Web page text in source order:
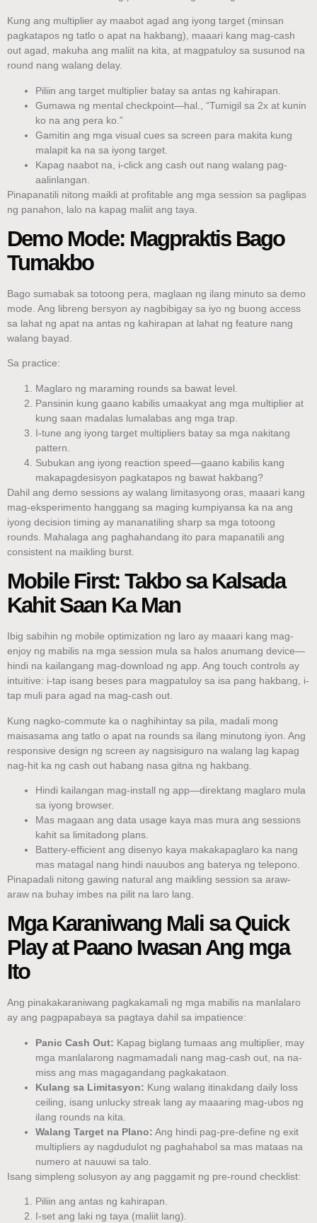
Kung ang multiplier ay maabot agad ang iyong target (minsan
pagkatapos ng tatlo o apat na hakbang), maaari kang mag-cash
out agad, makuha ang maliit na kita, at magpatuloy sa susunod na
round nang walang delay.
Piliin ang target multiplier batay sa antas ng kahirapan.
Gumawa ng mental checkpoint—hal., “Tumigil sa 2x at kunin
ko na ang pera ko.”
Gamitin ang mga visual cues sa screen para makita kung
malapit ka na sa iyong target.
Kapag naabot na, i-click ang cash out nang walang pag-
aalinlangan.
Pinapanatili nitong maikli at profitable ang mga session sa paglipas
ng panahon, lalo na kapag maliit ang taya.
Demo Mode: Magpraktis Bago
Tumakbo
Bago sumabak sa totoong pera, maglaan ng ilang minuto sa demo
mode. Ang libreng bersyon ay nagbibigay sa iyo ng buong access
sa lahat ng apat na antas ng kahirapan at lahat ng feature nang
walang bayad.
Sa practice:
Maglaro ng maraming rounds sa bawat level.
Pansinin kung gaano kabilis umaakyat ang mga multiplier at
kung saan madalas lumalabas ang mga trap.
I-tune ang iyong target multipliers batay sa mga nakitang
pattern.
Subukan ang iyong reaction speed—gaano kabilis kang
makapagdesisyon pagkatapos ng bawat hakbang?
Dahil ang demo sessions ay walang limitasyong oras, maaari kang
mag-eksperimento hanggang sa maging kumpiyansa ka na ang
iyong decision timing ay mananatiling sharp sa mga totoong
rounds. Mahalaga ang paghahandang ito para mapanatili ang
consistent na maikling burst.
Mobile First: Takbo sa Kalsada
Kahit Saan Ka Man
Ibig sabihin ng mobile optimization ng laro ay maaari kang mag-
enjoy ng mabilis na mga session mula sa halos anumang device—
hindi na kailangang mag-download ng app. Ang touch controls ay
intuitive: i-tap isang beses para magpatuloy sa isa pang hakbang, i-
tap muli para agad na mag-cash out.
Kung nagko-commute ka o naghihintay sa pila, madali mong
maisasama ang tatlo o apat na rounds sa ilang minutong iyon. Ang
responsive design ng screen ay nagsisiguro na walang lag kapag
nag-hit ka ng cash out habang nasa gitna ng hakbang.
Hindi kailangan mag-install ng app—direktang maglaro mula
sa iyong browser.
Mas magaan ang data usage kaya mas mura ang sessions
kahit sa limitadong plans.
Battery‑efficient ang disenyo kaya makakapaglaro ka nang
mas matagal nang hindi nauubos ang baterya ng telepono.
Pinapadali nitong gawing natural ang maikling session sa araw-
araw na buhay imbes na pilit na laro lang.
Mga Karaniwang Mali sa Quick
Play at Paano Iwasan Ang mga
Ito
Ang pinakakaraniwang pagkakamali ng mga mabilis na manlalaro
ay ang pagpapabaya sa pagtaya dahil sa impatience:
Panic Cash Out: Kapag biglang tumaas ang multiplier, may
mga manlalarong nagmamadali nang mag-cash out, na na-
miss ang mas magagandang pagkakataon.
Kulang sa Limitasyon: Kung walang itinakdang daily loss
ceiling, isang unlucky streak lang ay maaaring mag-ubos ng
ilang rounds na kita.
Walang Target na Plano: Ang hindi pag‑pre‑define ng exit
multipliers ay nagdudulot ng paghahabol sa mas mataas na
numero at nauuwi sa talo.
Isang simpleng solusyon ay ang paggamit ng pre‑round checklist:
Piliin ang antas ng kahirapan.
I-set ang laki ng taya (maliit lang).